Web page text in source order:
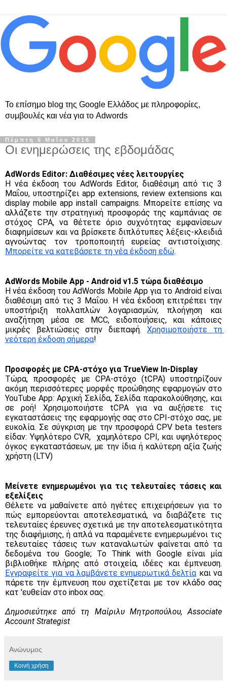
Το επίσημο blog της Google Ελλάδος με πληροφορίες,
συμβουλές και νέα για το Adwords
Πέμπτη 5 Μαΐου 2016
Οι ενημερώσεις της εβδομάδας
AdWords Editor: Διαθέσιμες νέες λειτουργίες
Η νέα έκδοση του AdWords Editor, διαθέσιμη από τις 3
Μαΐου, υποστηρίζει app extensions, review extensions και
display mobile app install campaigns. Μπορείτε επίσης να
αλλάζετε την στρατηγική προσφοράς της καμπάνιας σε
στόχος CPA, να θέτετε όριο συχνότητας εμφανίσεων
διαφημίσεων και να βρίσκετε διπλότυπες λέξεις-κλειδιά
Μπορείτε να κατεβάσετε τη νέα έκδοση εδώ.
AdWords Mobile App - Android v1.5 τώρα διαθέσιμο
Η νέα έκδοση του AdWords Mobile App για το Android είναι
διαθέσιμη από τις 3 Μαΐου. Η νέα έκδοση επιτρέπει την
υποστήριξη πολλαπλών λογαριασμών, πλοήγηση και
αναζήτηση μέσα σε ΜCC, ειδοποιήσεις, και κάποιες
μικρές βελτιώσεις στην διεπαφή. Χρησιμοποιήστε τη
νεότερη έκδοση σήμερα!
Προσφορές με CPA-στόχο για TrueView In-Display
Τώρα, προσφορές με CPA-στόχο (tCPA) υποστηρίζουν
ακόμη περισσότερες μορφές προώθησης εφαρμογών στο
YouTube App: Αρχική Σελίδα, Σελίδα παρακολούθησης, και
σε ροή! Χρησιμοποιήστε tCPA για να αυξήσετε τις
εγκαταστάσεις της εφαρμογής σας στο CPΙ-στόχο σας, με
ευκολία. Σε σύγκριση με την προσφορά CPV beta testers
είδαν: Υψηλότερο CVR,  χαμηλότερο CPI, και υψηλότερoς
όγκος εγκαταστάσεων, με την ίδια ή καλύτερη αξία ζωής
χρήστη (LTV)
Μείνετε ενημερωμένοι για τις τελευταίες τάσεις και
εξελίξεις
Θέλετε να μαθαίνετε από ηγέτες επιχειρήσεων για το
πώς εμπορεύονται αποτελεσματικά, να διαβάζετε τις
τελευταίες έρευνες σχετικά με την αποτελεσματικότητα
της διαφήμισης, ή απλά να παραμένετε ενημερωμένοι τις
τελευταίες τάσεις των καταναλωτών φαίνεται από τα
δεδομένα του Google; To Think with Google είναι μία
Εγγραφείτε για να λαμβάνετε ενημερωτικά δελτία και να
πάρετε την έμπνευση που σχετίζεται με τον κλάδο σας
κατ 'ευθείαν στο inbox σας.
Δημοσιεύτηκε από τη Μαίριλυ Μητροπούλου, Associate
Account Strategist
Ανώνυμος
Κοινή χρήση